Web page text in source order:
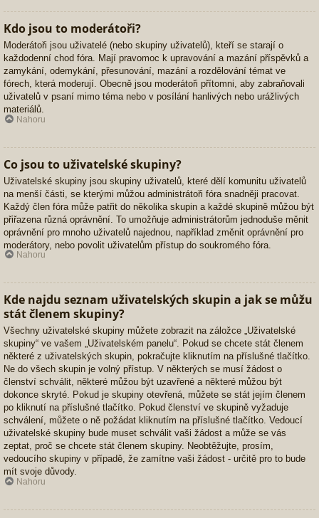
Kdo jsou to moderátoři?
Moderátoři jsou uživatelé (nebo skupiny uživatelů), kteří se starají o
každodenní chod fóra. Mají pravomoc k upravování a mazání příspěvků a
zamykání, odemykání, přesunování, mazání a rozdělování témat ve
fórech, která moderují. Obecně jsou moderátoři přítomni, aby zabraňovali
uživatelů v psaní mimo téma nebo v posílání hanlivých nebo urážlivých
materiálů.
Nahoru
Co jsou to uživatelské skupiny?
Uživatelské skupiny jsou skupiny uživatelů, které dělí komunitu uživatelů
na menší části, se kterými můžou administrátoři fóra snadněji pracovat.
Každý člen fóra může patřit do několika skupin a každé skupině můžou být
přiřazena různá oprávnění. To umožňuje administrátorům jednoduše měnit
oprávnění pro mnoho uživatelů najednou, například změnit oprávnění pro
moderátory, nebo povolit uživatelům přístup do soukromého fóra.
Nahoru
Kde najdu seznam uživatelských skupin a jak se můžu
stát členem skupiny?
Všechny uživatelské skupiny můžete zobrazit na záložce „Uživatelské
skupiny“ ve vašem „Uživatelském panelu“. Pokud se chcete stát členem
některé z uživatelských skupin, pokračujte kliknutím na příslušné tlačítko.
Ne do všech skupin je volný přístup. V některých se musí žádost o
členství schválit, některé můžou být uzavřené a některé můžou být
dokonce skryté. Pokud je skupiny otevřená, můžete se stát jejím členem
po kliknutí na příslušné tlačítko. Pokud členství ve skupině vyžaduje
schválení, můžete o ně požádat kliknutím na příslušné tlačítko. Vedoucí
uživatelské skupiny bude muset schválit vaši žádost a může se vás
zeptat, proč se chcete stát členem skupiny. Neobtěžujte, prosím,
vedoucího skupiny v případě, že zamítne vaši žádost - určitě pro to bude
mít svoje důvody.
Nahoru